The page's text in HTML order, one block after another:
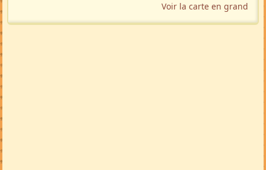
Voir la carte en grand